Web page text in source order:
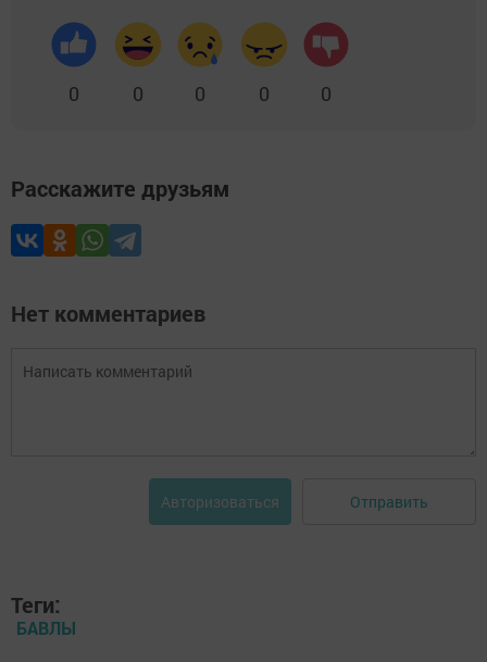
0 0 0 0 0
Расскажите друзьям
Нет комментариев
Авторизоваться Отправить
Теги:
БАВЛЫ